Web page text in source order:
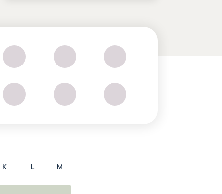
K L
M
Y
Z